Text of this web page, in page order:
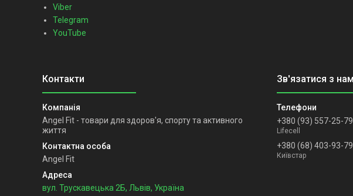
Viber
Telegram
YouTube
Angel Fit - товари для здоров'я, спорту та активного
життя
Angel Fit
вул. Трускавецька 2Б, Львів, Україна
+380 (93) 557-25-79
Lifecell
+380 (68) 403-93-79
Київстар